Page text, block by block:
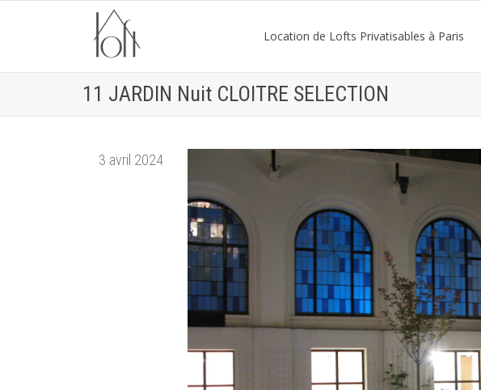
Location de Lofts Privatisables à Paris
11 JARDIN Nuit CLOITRE SELECTION
3 avril 2024